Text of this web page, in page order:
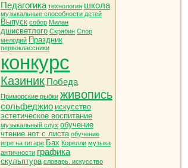
Педагогика технология школа
музыкальные способности детей
Выпуск собор Милан
дшисветлого Скрябин Спор
мелодий Праздник
первоклассники
конкурс
Казиник Победа
Приморские рыбки живопись
сольфеджио искусство
эстетическое воспитание
музыкальный слух обучение
чтение нот с листа обучение
игре на гитаре Бах Корелли музыка
античности графика
скульптура словарь. искусство